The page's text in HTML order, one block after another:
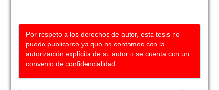
Por respeto a los derechos de autor, esta tesis no
puede publicarse ya que no contamos con la
autorización explícita de su autor o se cuenta con un
convenio de confidencialidad